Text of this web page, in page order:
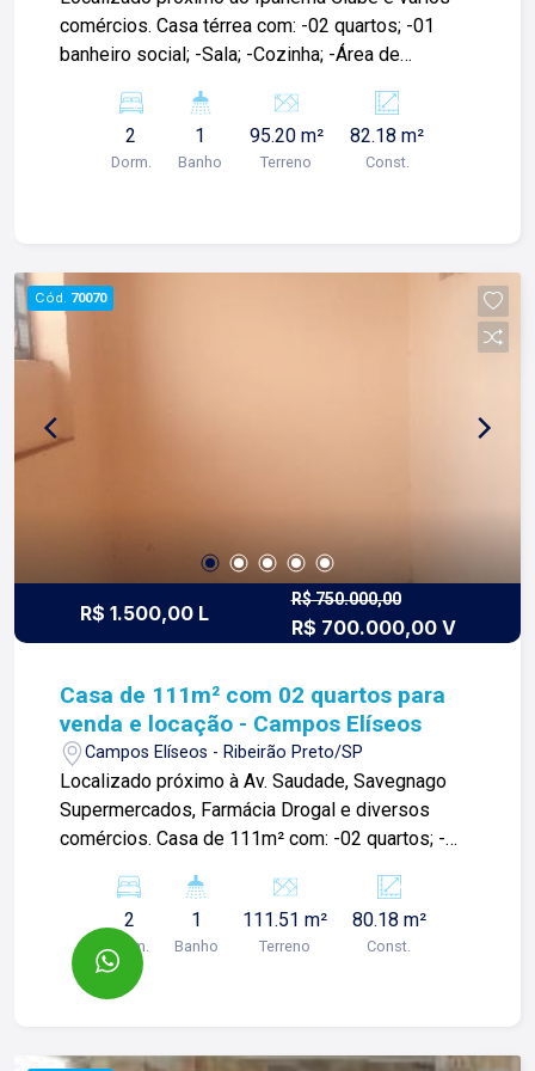
Lago Administrativo/Cadastro - Rua Altino
Arantes, 644.
comércios. Casa térrea com: -02 quartos; -01
banheiro social; -Sala; -Cozinha; -Área de
informações e agendar visita, entre em contato.
Lago Imóveis - Desde 1987 construindo
relacionamentos e confiança com nossos
2
Dorm.
1
Banho
95.20 m²
Terreno
82.18 m²
Const.
Cód. 70070
R$ 1.500,00 L
R$ 750.000,00
R$ 700.000,00 V
Casa de 111m² com 02 quartos para
venda e locação - Campos Elíseos
Campos Elíseos - Ribeirão Preto/SP
Localizado próximo à Av. Saudade, Savegnago
Supermercados, Farmácia Drogal e diversos
comércios. Casa de 111m² com: -02 quartos; -
de serviço; -Quintal. Para mais informações e
agendar visita, entre em contato. Lago é
Relacionamento! Esta é a nossa missão, nosso
propósito e o verdadeiro sentido de tudo que
2
Dorm.
1
Banho
111.51 m²
Terreno
80.18 m²
Const.